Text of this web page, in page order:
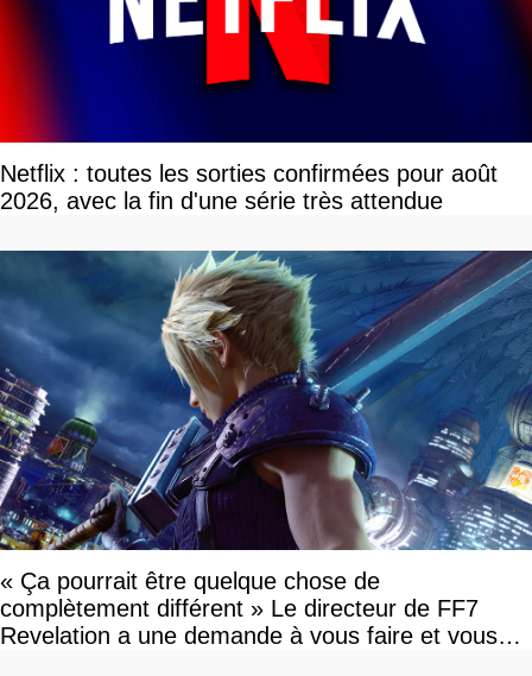
Netflix : toutes les sorties confirmées pour août
2026, avec la fin d'une série très attendue
« Ça pourrait être quelque chose de
complètement différent » Le directeur de FF7
Revelation a une demande à vous faire et vous